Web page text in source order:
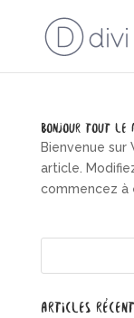
Bonjour tout le
Bienvenue
article.
commencez à
Articles